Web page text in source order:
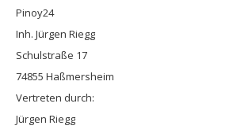
Pinoy24
Inh. Jürgen Riegg
Schulstraße 17
74855 Haßmersheim
Vertreten durch:
Jürgen Riegg